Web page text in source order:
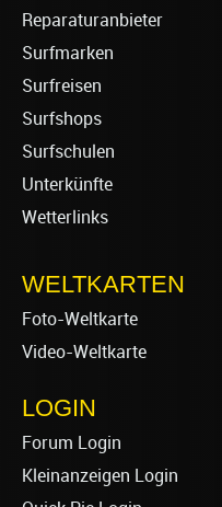
Reparaturanbieter
Surfmarken
Surfreisen
Surfshops
Surfschulen
Unterkünfte
Wetterlinks
WELTKARTEN
Foto-Weltkarte
Video-Weltkarte
LOGIN
Forum Login
Kleinanzeigen Login